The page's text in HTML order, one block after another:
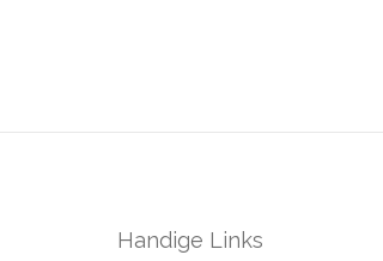
Handige Links